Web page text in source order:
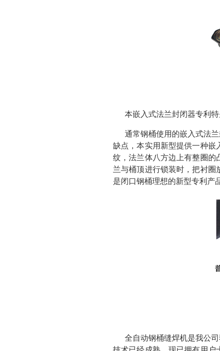
本嵌入式法兰封闭器专利
通常钢桶使用的嵌入式法
缺点，本实用新型提供一种嵌
纹，法兰体八方边上有整圈的
兰与桶顶进行锁装时，把衬
是闭口钢桶理想的新型专利产
全自动钢桶缝焊机是我公